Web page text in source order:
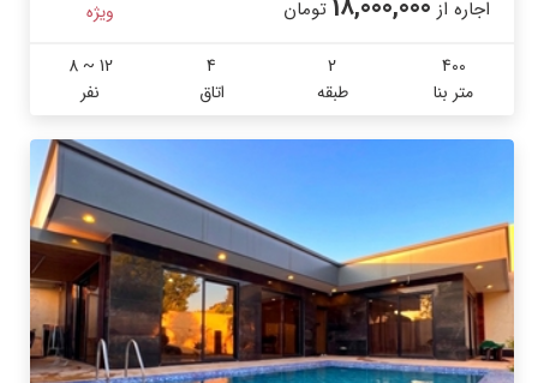
اجاره از 18,000,000 تومان ویژه
400
متر بنا
2
طبقه
4
اتاق
8 ~ 12
نفر